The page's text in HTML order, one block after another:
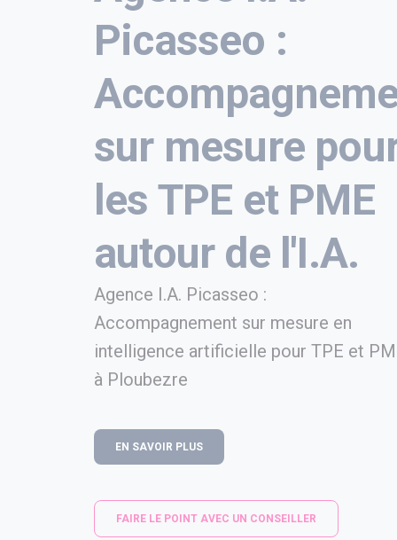
Picasseo :
sur mesure
les TPE et PME
autour de l'I.A.
Agence I.A. Picasseo :
Accompagnement sur mesure en
intelligence artificielle pour TPE et
à Ploubezre
EN SAVOIR PLUS
FAIRE LE POINT AVEC UN CONSEILLER